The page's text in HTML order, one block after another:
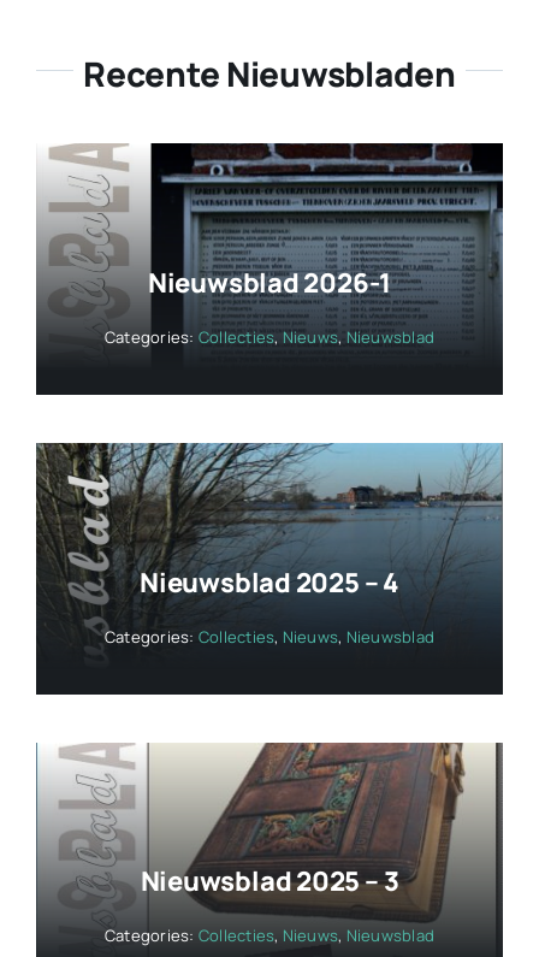
Recente Nieuwsbladen
Nieuwsblad 2026-1
Categories: Collecties, Nieuws, Nieuwsblad
Nieuwsblad 2025 – 4
Categories: Collecties, Nieuws, Nieuwsblad
Nieuwsblad 2025 – 3
Categories: Collecties, Nieuws, Nieuwsblad